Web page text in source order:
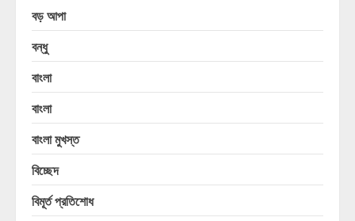
বড় আপা
বন্ধু
বাংলা
বাংলা
বাংলা মুখস্ত
বিচ্ছেদ
বিমূর্ত প্রতিশোধ